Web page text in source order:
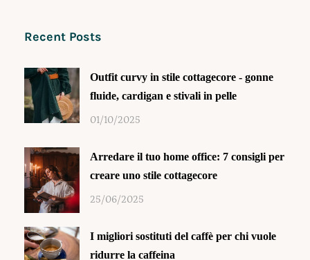
Recent Posts
Outfit curvy in stile cottagecore - gonne
fluide, cardigan e stivali in pelle
01/10/2025
Arredare il tuo home office: 7 consigli per
creare uno stile cottagecore
25/06/2025
I migliori sostituti del caffè per chi vuole
ridurre la caffeina